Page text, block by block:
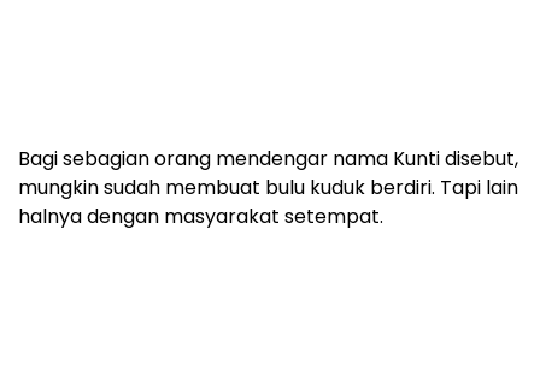
Bagi sebagian orang mendengar nama Kunti disebut,
mungkin sudah membuat bulu kuduk berdiri. Tapi lain
halnya dengan masyarakat setempat.